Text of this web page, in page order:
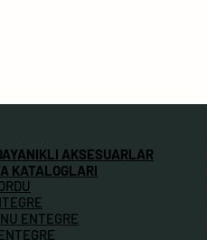
AKSESUARLAR
KATALOGLARI
ENTEGRE